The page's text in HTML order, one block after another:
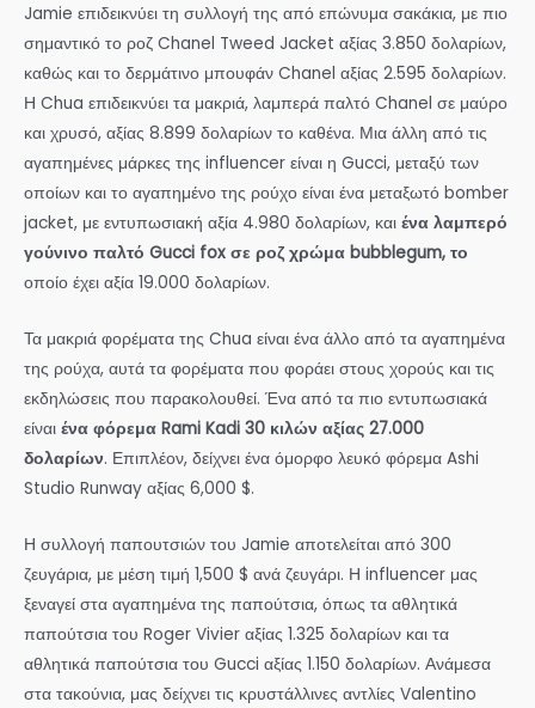
Jamie επιδεικνύει τη συλλογή της από επώνυμα σακάκια, με πιο
σημαντικό το ροζ Chanel Tweed Jacket αξίας 3.850 δολαρίων,
καθώς και το δερμάτινο μπουφάν Chanel αξίας 2.595 δολαρίων.
Η Chua επιδεικνύει τα μακριά, λαμπερά παλτό Chanel σε μαύρο
και χρυσό, αξίας 8.899 δολαρίων το καθένα. Μια άλλη από τις
αγαπημένες μάρκες της influencer είναι η Gucci, μεταξύ των
οποίων και το αγαπημένο της ρούχο είναι ένα μεταξωτό bomber
jacket, με εντυπωσιακή αξία 4.980 δολαρίων, και ένα λαμπερό
γούνινο παλτό Gucci fox σε ροζ χρώμα bubblegum, το
οποίο έχει αξία 19.000 δολαρίων.
Τα μακριά φορέματα της Chua είναι ένα άλλο από τα αγαπημένα
της ρούχα, αυτά τα φορέματα που φοράει στους χορούς και τις
εκδηλώσεις που παρακολουθεί. Ένα από τα πιο εντυπωσιακά
είναι ένα φόρεμα Rami Kadi 30 κιλών αξίας 27.000
δολαρίων. Επιπλέον, δείχνει ένα όμορφο λευκό φόρεμα Ashi
Studio Runway αξίας 6,000 $.
Η συλλογή παπουτσιών του Jamie αποτελείται από 300
ζευγάρια, με μέση τιμή 1,500 $ ανά ζευγάρι. Η influencer μας
ξεναγεί στα αγαπημένα της παπούτσια, όπως τα αθλητικά
παπούτσια του Roger Vivier αξίας 1.325 δολαρίων και τα
αθλητικά παπούτσια του Gucci αξίας 1.150 δολαρίων. Ανάμεσα
στα τακούνια, μας δείχνει τις κρυστάλλινες αντλίες Valentino